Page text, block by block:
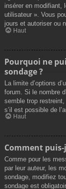
insérer en modifiant,
utilisateur ». Vous
jours et autoriser ou
Haut
Pourquoi ne
sondage ?
La limite d’options
forum. Si le nombre
semble trop
s’il est possible de
Haut
Comment
Comme pour les
par leur auteur, les
sondage, modifiez
sondage est